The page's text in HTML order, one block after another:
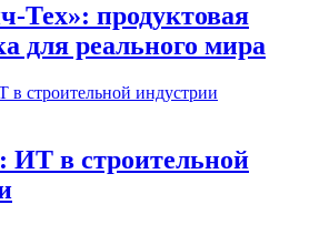
Тех»: продуктовая
для реального мира
ИТ в строительной